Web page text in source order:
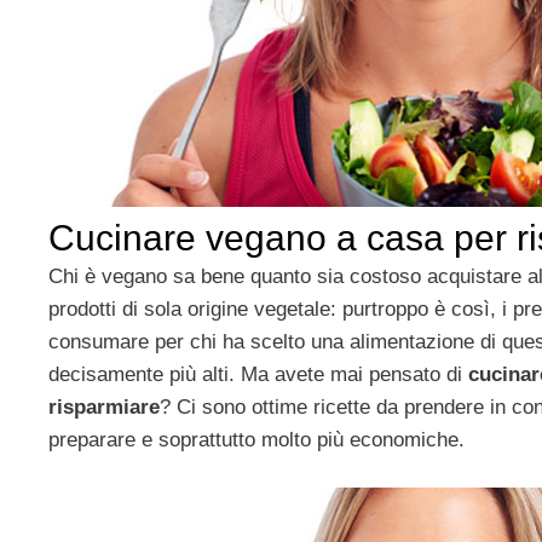
Cucinare vegano a casa per
Chi è vegano sa bene quanto sia costoso acquistare
prodotti di sola origine vegetale: purtroppo è così, i
consumare per chi ha scelto una alimentazione di
decisamente più alti. Ma avete mai pensato di
risparmiare? Ci sono ottime ricette da prendere in
preparare e soprattutto molto più economiche.